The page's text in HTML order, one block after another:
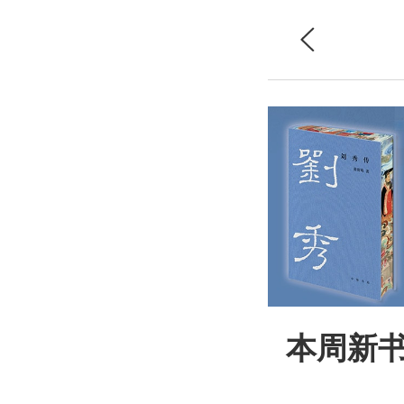

首页
本周新